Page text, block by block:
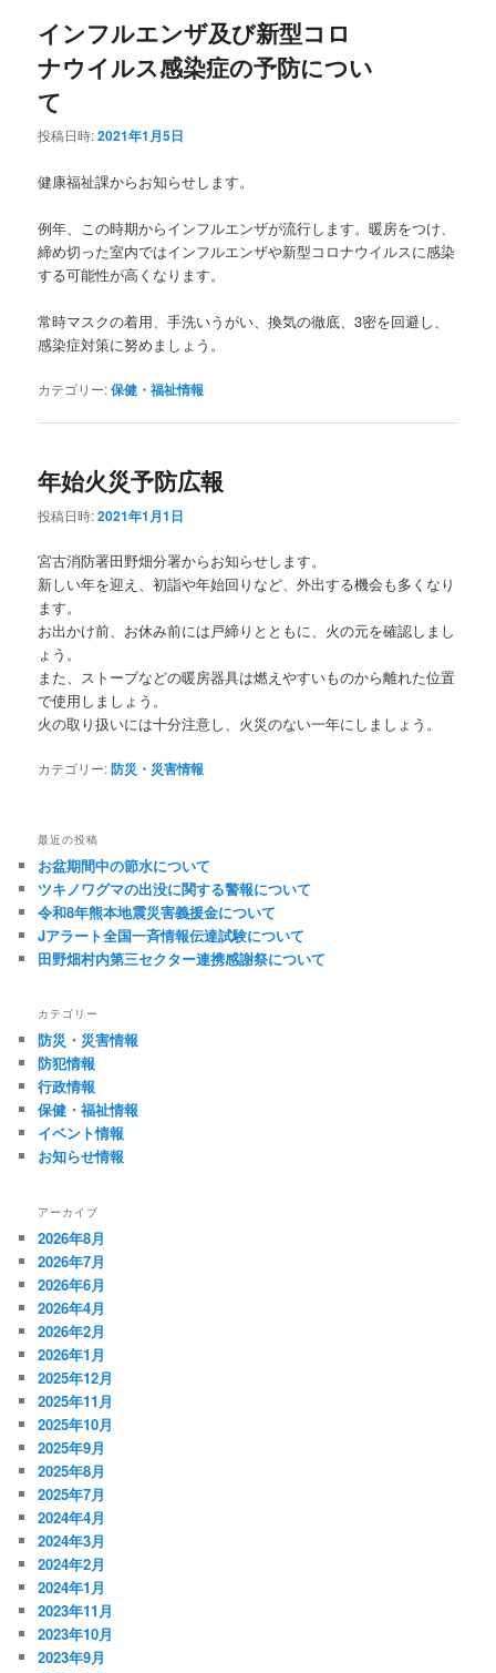
インフルエンザ及び新型コロ
ナウイルス感染症の予防につい
て
投稿日時:2021年1月5日
健康福祉課からお知らせします。
例年、この時期からインフルエンザが流行します。暖房をつけ、
締め切った室内ではインフルエンザや新型コロナウイルスに感染
する可能性が高くなります。
常時マスクの着用、手洗いうがい、換気の徹底、3密を回避し、
感染症対策に努めましょう。
カテゴリー:保健・福祉情報
年始火災予防広報
投稿日時:2021年1月1日
宮古消防署田野畑分署からお知らせします。
新しい年を迎え、初詣や年始回りなど、外出する機会も多くなり
ます。
お出かけ前、お休み前には戸締りとともに、火の元を確認しまし
ょう。
また、ストーブなどの暖房器具は燃えやすいものから離れた位置
で使用しましょう。
火の取り扱いには十分注意し、火災のない一年にしましょう。
カテゴリー:防災・災害情報
最近の投稿
お盆期間中の節水について
ツキノワグマの出没に関する警報について
令和8年熊本地震災害義援金について
Jアラート全国一斉情報伝達試験について
田野畑村内第三セクター連携感謝祭について
カテゴリー
防災・災害情報
防犯情報
行政情報
保健・福祉情報
イベント情報
お知らせ情報
アーカイブ
2026年8月
2026年7月
2026年6月
2026年4月
2026年2月
2026年1月
2025年12月
2025年11月
2025年10月
2025年9月
2025年8月
2025年7月
2024年4月
2024年3月
2024年2月
2024年1月
2023年11月
2023年10月
2023年9月